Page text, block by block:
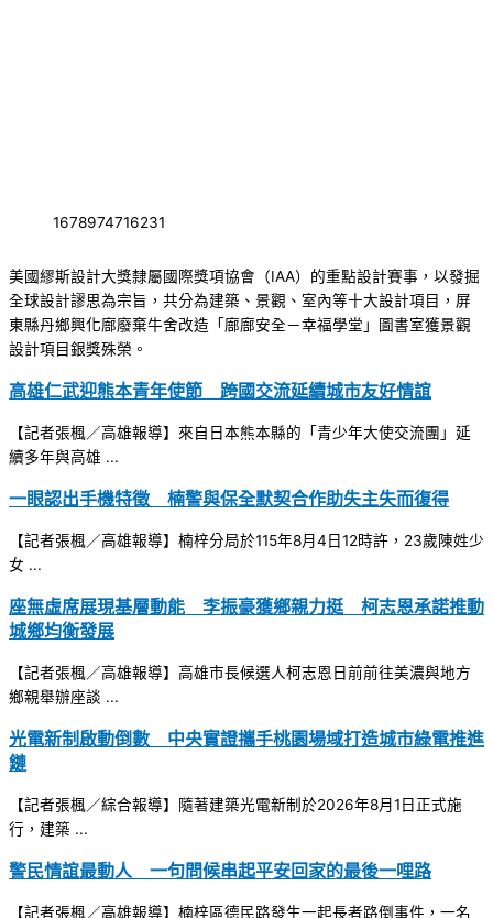
1678974716231
美國繆斯設計大獎隸屬國際獎項協會（IAA）的重點設計賽事，以發掘
全球設計謬思為宗旨，共分為建築、景觀、室內等十大設計項目，屏
東縣丹鄉興化廍廢棄牛舍改造「廍廍安全－幸福學堂」圖書室獲景觀
設計項目銀獎殊榮。
高雄仁武迎熊本青年使節 跨國交流延續城市友好情誼
【記者張楓／高雄報導】來自日本熊本縣的「青少年大使交流團」延
續多年與高雄 ...
一眼認出手機特徵 楠警與保全默契合作助失主失而復得
【記者張楓／高雄報導】楠梓分局於115年8月4日12時許，23歲陳姓少
女 ...
座無虛席展現基層動能 李振豪獲鄉親力挺 柯志恩承諾推動
城鄉均衡發展
【記者張楓／高雄報導】高雄市長候選人柯志恩日前前往美濃與地方
鄉親舉辦座談 ...
光電新制啟動倒數 中央實證攜手桃園場域打造城市綠電推進
鏈
【記者張楓／綜合報導】隨著建築光電新制於2026年8月1日正式施
行，建築 ...
警民情誼最動人 一句問候串起平安回家的最後一哩路
【記者張楓／高雄報導】楠梓區德民路發生一起長者路倒事件，一名